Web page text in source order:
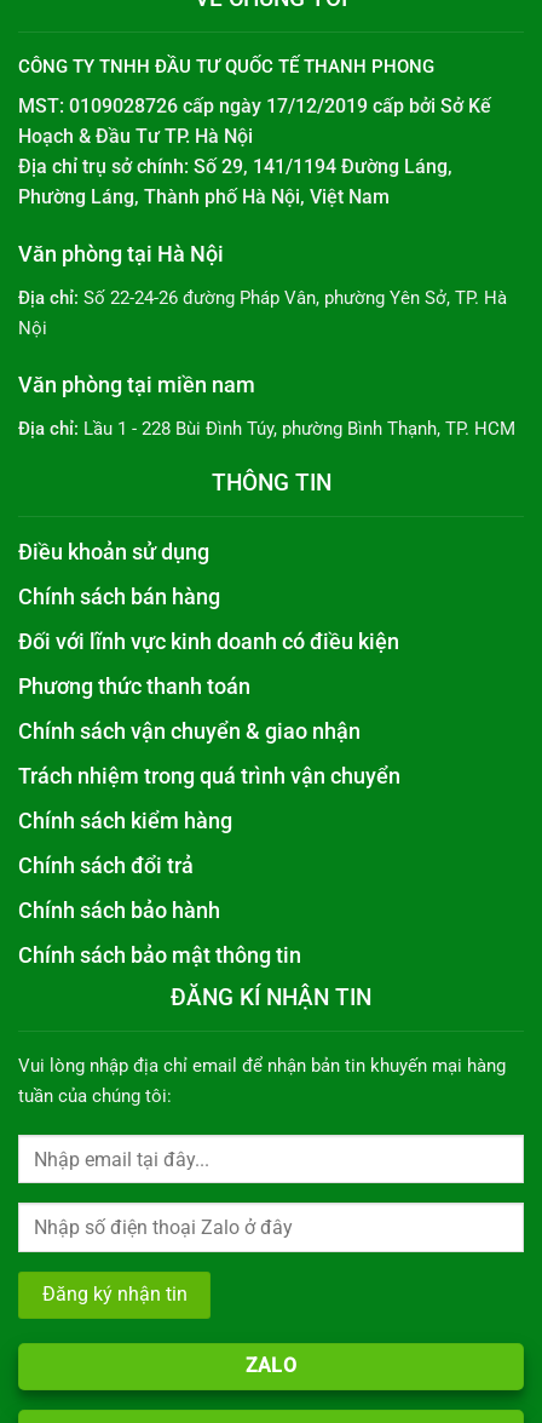
CÔNG TY TNHH ĐẦU TƯ QUỐC TẾ THANH PHONG
MST: 0109028726 cấp ngày 17/12/2019 cấp bởi Sở Kế
Hoạch & Đầu Tư TP. Hà Nội
Địa chỉ trụ sở chính: Số 29, 141/1194 Đường Láng,
Phường Láng, Thành phố Hà Nội, Việt Nam
Văn phòng tại Hà Nội
Địa chỉ: Số 22-24-26 đường Pháp Vân, phường Yên Sở, TP. Hà
Nội
Văn phòng tại miền nam
Địa chỉ: Lầu 1 - 228 Bùi Đình Túy, phường Bình Thạnh, TP. HCM
THÔNG TIN
Điều khoản sử dụng
Chính sách bán hàng
Đối với lĩnh vực kinh doanh có điều kiện
Phương thức thanh toán
Chính sách vận chuyển & giao nhận
Trách nhiệm trong quá trình vận chuyển
Chính sách kiểm hàng
Chính sách đổi trả
Chính sách bảo hành
Chính sách bảo mật thông tin
ĐĂNG KÍ NHẬN TIN
Vui lòng nhập địa chỉ email để nhận bản tin khuyến mại hàng
tuần của chúng tôi:
ZALO